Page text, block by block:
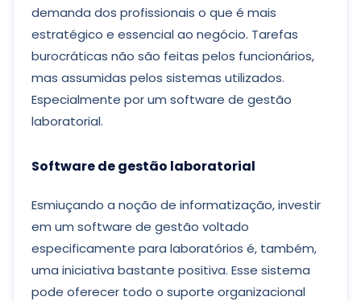
demanda dos profissionais o que é mais
estratégico e essencial ao negócio. Tarefas
burocráticas não são feitas pelos funcionários,
mas assumidas pelos sistemas utilizados.
Especialmente por um software de gestão
laboratorial.
Software de gestão laboratorial
Esmiuçando a noção de informatização, investir
em um software de gestão voltado
especificamente para laboratórios é, também,
uma iniciativa bastante positiva. Esse sistema
pode oferecer todo o suporte organizacional